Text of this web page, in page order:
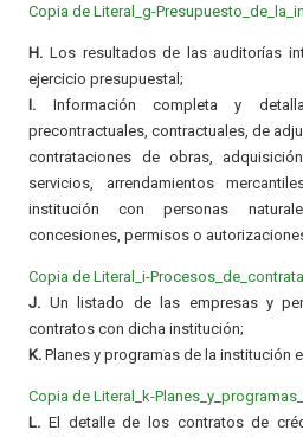
Copia de Literal_g-
H. Los resultados de las auditorías
ejercicio presupuestal;
I. Información completa y
precontractuales, contractuales, de
contrataciones de obras,
servicios, arrendamientos
institución con personas
concesiones, permisos o
Copia de Literal_i-
J. Un listado de las empresas y
contratos con dicha institución;
K. Planes y programas de la institución
Copia de Literal_k-
L. El detalle de los contratos de